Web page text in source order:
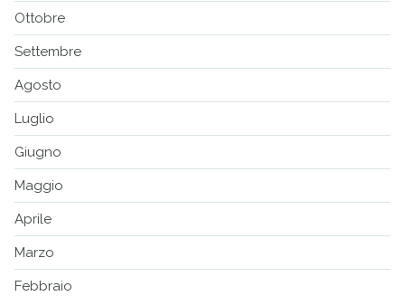
Ottobre
Settembre
Agosto
Luglio
Giugno
Maggio
Aprile
Marzo
Febbraio